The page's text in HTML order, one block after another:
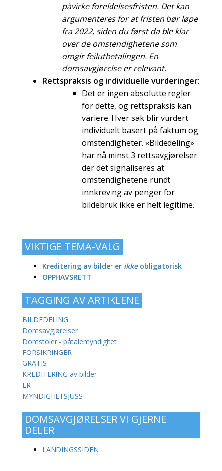
påvirke foreldelsesfristen. Det kan
argumenteres for at fristen bør løpe
fra 2022, siden du først da ble klar
over de omstendighetene som
omgir feilutbetalingen. En
domsavgjørelse er relevant.
Rettspraksis og individuelle vurderinger:
Det er ingen absolutte regler
for dette, og rettspraksis kan
variere. Hver sak blir vurdert
individuelt basert på faktum og
omstendigheter. «Bildedeling»
har nå minst 3 rettsavgjørelser
der det signaliseres at
omstendighetene rundt
innkreving av penger for
bildebruk ikke er helt legitime.
VIKTIGE TEMA-VALG
Kreditering av bilder er ikkeobligatorisk
OPPHAVSRETT
TAGGING AV ARTIKLENE
BILDEDELING
Domsavgjørelser
Domstoler - påtalemyndighet
FORSIKRINGER
GRATIS
KREDITERING av bilder
LR
MYNDIGHETSJUSS
DOMSAVGJØRELSER VI GJERNE
DELER
LANDINGSSIDEN